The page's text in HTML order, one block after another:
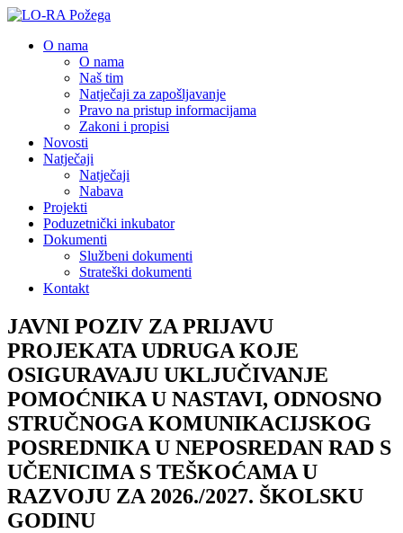
O nama
O nama
Naš tim
Natječaji za zapošljavanje
Pravo na pristup informacijama
Zakoni i propisi
Novosti
Natječaji
Natječaji
Nabava
Projekti
Poduzetnički inkubator
Dokumenti
Službeni dokumenti
Strateški dokumenti
Kontakt
JAVNI POZIV ZA PRIJAVU
PROJEKATA UDRUGA KOJE
OSIGURAVAJU UKLJUČIVANJE
POMOĆNIKA U NASTAVI, ODNOSNO
STRUČNOGA KOMUNIKACIJSKOG
POSREDNIKA U NEPOSREDAN RAD S
UČENICIMA S TEŠKOĆAMA U
RAZVOJU ZA 2026./2027. ŠKOLSKU
GODINU